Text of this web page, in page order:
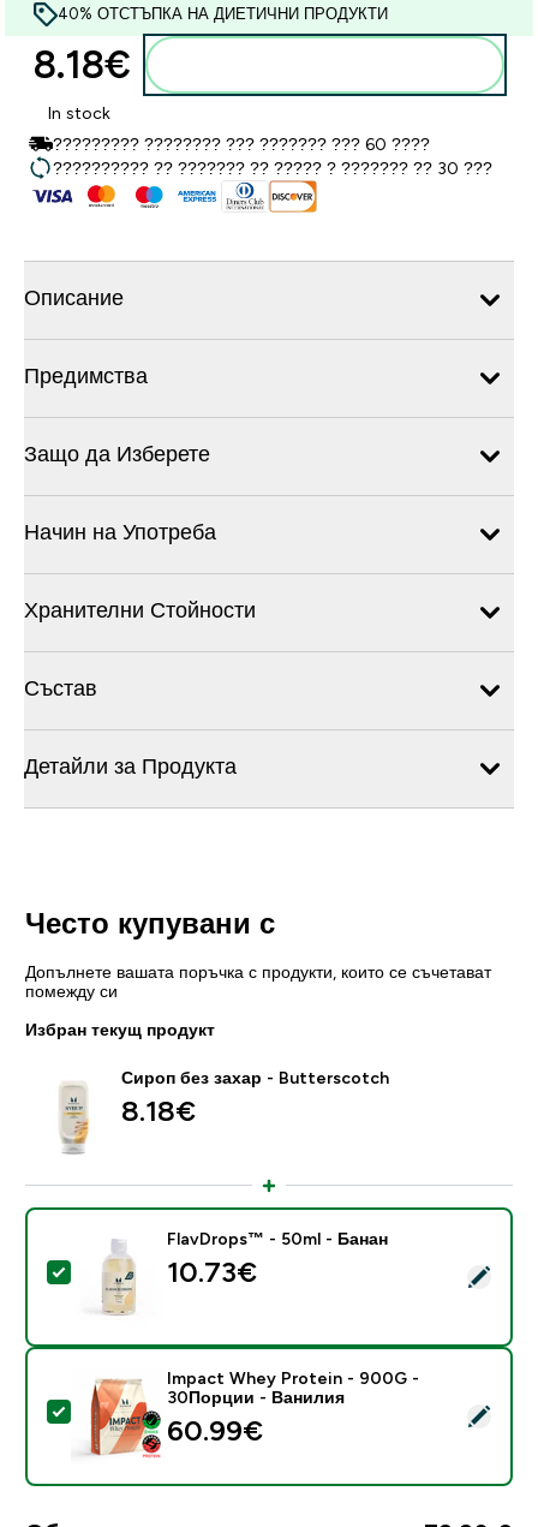
40% ОТСТЪПКА НА ДИЕТИЧНИ ПРОДУКТИ
8.18€‎
In stock
????????? ???????? ??? ??????? ??? 60 ????
?????????? ?? ??????? ?? ????? ? ??????? ?? 30 ???
Описание
Предимства
Защо да Изберете
Начин на Употреба
Хранителни Стойности
Състав
Детайли за Продукта
Често купувани с
Допълнете вашата поръчка с продукти, които се съчетават
помежду си
Избран текущ продукт
Сироп без захар - Butterscotch
8.18€‎
Select this product - FlavDrops™ - 50ml - Банан
FlavDrops™ - 50ml - Банан
10.73€‎
Select this product - Impact Whey Protein - 900G -
Impact Whey Protein - 900G -
30Порции - Ванилия
60.99€‎